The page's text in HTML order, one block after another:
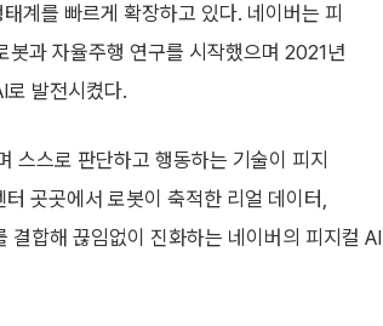
계를 빠르게 확장하고 있다. 네이버는 피
과 자율주행 연구를 시작했으며 2021년
로 발전시켰다.
스스로 판단하고 행동하는 기술이 피지
곳곳에서 로봇이 축적한 리얼 데이터,
결합해 끊임없이 진화하는 네이버의 피지컬